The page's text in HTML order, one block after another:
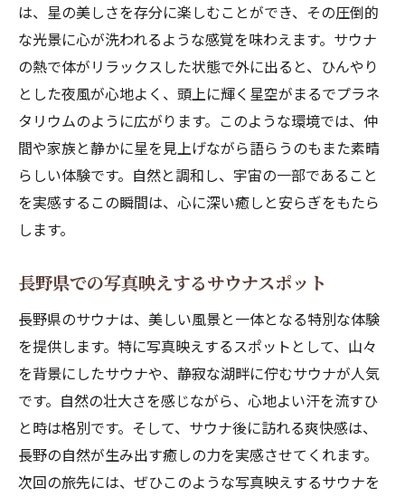
は、星の美しさを存分に楽しむことができ、その圧倒的
な光景に心が洗われるような感覚を味わえます。サウナ
の熱で体がリラックスした状態で外に出ると、ひんやり
とした夜風が心地よく、頭上に輝く星空がまるでプラネ
タリウムのように広がります。このような環境では、仲
間や家族と静かに星を見上げながら語らうのもまた素晴
らしい体験です。自然と調和し、宇宙の一部であること
を実感するこの瞬間は、心に深い癒しと安らぎをもたら
します。
長野県での写真映えするサウナスポット
長野県のサウナは、美しい風景と一体となる特別な体験
を提供します。特に写真映えするスポットとして、山々
を背景にしたサウナや、静寂な湖畔に佇むサウナが人気
です。自然の壮大さを感じながら、心地よい汗を流すひ
と時は格別です。そして、サウナ後に訪れる爽快感は、
長野の自然が生み出す癒しの力を実感させてくれます。
次回の旅先には、ぜひこのような写真映えするサウナを